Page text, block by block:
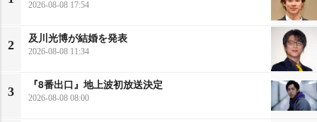
2026-08-08 17:54
2
及川光博が結婚を発表
2026-08-08 11:34
3
『8番出口』地上波初放送決定
2026-08-08 08:00